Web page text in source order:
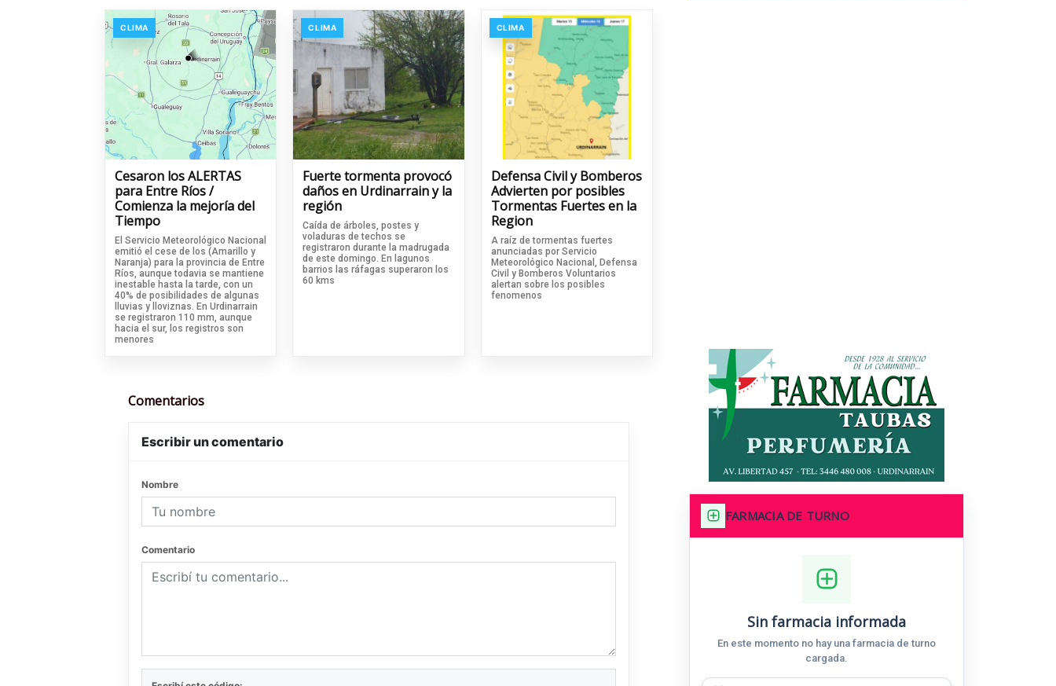
CLIMA
Cesaron los ALERTAS
para Entre Ríos /
Comienza la mejoría del
Tiempo
El Servicio Meteorológico Nacional
emitió el cese de los (Amarillo y
Naranja) para la provincia de Entre
Ríos, aunque todavia se mantiene
inestable hasta la tarde, con un
40% de posibilidades de algunas
lluvias y lloviznas. En Urdinarrain
se registraron 110 mm, aunque
hacia el sur, los registros son
menores
CLIMA
Fuerte tormenta provocó
daños en Urdinarrain y la
región
Caída de árboles, postes y
voladuras de techos se
registraron durante la madrugada
de este domingo. En lagunos
barrios las ráfagas superaron los
60 kms
CLIMA
Defensa Civil y Bomberos
Advierten por posibles
Tormentas Fuertes en la
Region
A raíz de tormentas fuertes
anunciadas por Servicio
Meteorológico Nacional, Defensa
Civil y Bomberos Voluntarios
alertan sobre los posibles
fenomenos
Comentarios
Escribir un comentario
Nombre
Comentario
FARMACIA DE TURNO
Sin farmacia informada
En este momento no hay una farmacia de turno
cargada.